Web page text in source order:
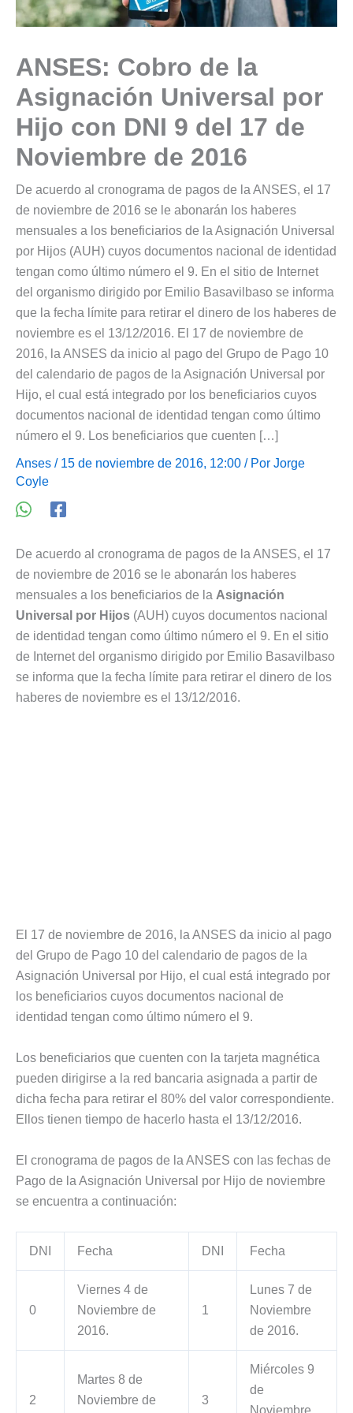
ANSES: Cobro de la
Asignación Universal por
Hijo con DNI 9 del 17 de
Noviembre de 2016
De acuerdo al cronograma de pagos de la ANSES, el 17
de noviembre de 2016 se le abonarán los haberes
mensuales a los beneficiarios de la Asignación Universal
por Hijos (AUH) cuyos documentos nacional de identidad
tengan como último número el 9. En el sitio de Internet
del organismo dirigido por Emilio Basavilbaso se informa
que la fecha límite para retirar el dinero de los haberes de
noviembre es el 13/12/2016. El 17 de noviembre de
2016, la ANSES da inicio al pago del Grupo de Pago 10
del calendario de pagos de la Asignación Universal por
Hijo, el cual está integrado por los beneficiarios cuyos
documentos nacional de identidad tengan como último
número el 9. Los beneficiarios que cuenten […]
Anses / 15 de noviembre de 2016, 12:00 / Por Jorge
Coyle
De acuerdo al cronograma de pagos de la ANSES, el 17
de noviembre de 2016 se le abonarán los haberes
mensuales a los beneficiarios de la Asignación
Universal por Hijos (AUH) cuyos documentos nacional
de identidad tengan como último número el 9. En el sitio
de Internet del organismo dirigido por Emilio Basavilbaso
se informa que la fecha límite para retirar el dinero de los
haberes de noviembre es el 13/12/2016.
El 17 de noviembre de 2016, la ANSES da inicio al pago
del Grupo de Pago 10 del calendario de pagos de la
Asignación Universal por Hijo, el cual está integrado por
los beneficiarios cuyos documentos nacional de
identidad tengan como último número el 9.
Los beneficiarios que cuenten con la tarjeta magnética
pueden dirigirse a la red bancaria asignada a partir de
dicha fecha para retirar el 80% del valor correspondiente.
Ellos tienen tiempo de hacerlo hasta el 13/12/2016.
El cronograma de pagos de la ANSES con las fechas de
Pago de la Asignación Universal por Hijo de noviembre
se encuentra a continuación:
DNI Fecha DNI Fecha
0
Viernes 4 de
Noviembre de
2016.
1
Lunes 7 de
Noviembre
de 2016.
2
Martes 8 de
Noviembre de
3
Miércoles 9
de